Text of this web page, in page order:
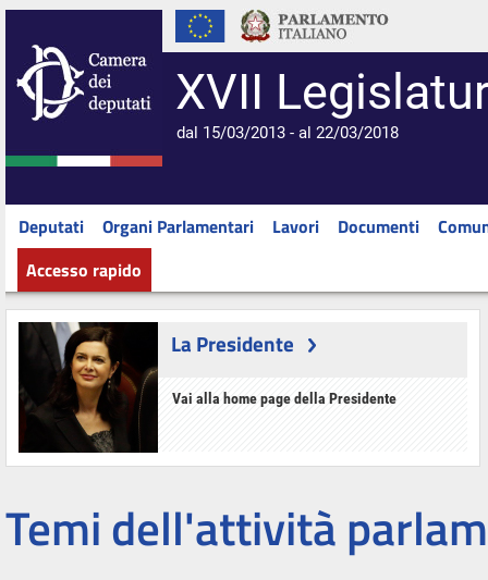
XVII
dal 15/03/2013 - al 22/03/2018
Deputati Organi Parlamentari Lavori Documenti
Accesso rapido
La Presidente
Vai alla home page della Presidente
Temi dell'attività